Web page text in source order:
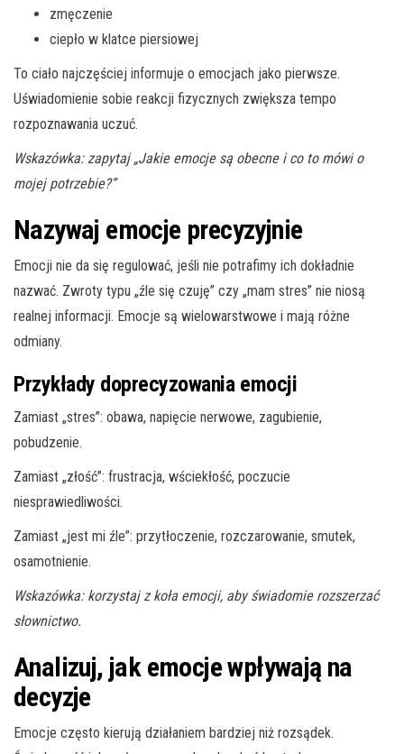
zmęczenie
ciepło w klatce piersiowej
To ciało najczęściej informuje o emocjach jako pierwsze.
Uświadomienie sobie reakcji fizycznych zwiększa tempo
rozpoznawania uczuć.
Wskazówka: zapytaj „Jakie emocje są obecne i co to mówi o
mojej potrzebie?”
Nazywaj emocje precyzyjnie
Emocji nie da się regulować, jeśli nie potrafimy ich dokładnie
nazwać. Zwroty typu „źle się czuję” czy „mam stres” nie niosą
realnej informacji. Emocje są wielowarstwowe i mają różne
odmiany.
Przykłady doprecyzowania emocji
Zamiast „stres”: obawa, napięcie nerwowe, zagubienie,
pobudzenie.
Zamiast „złość”: frustracja, wściekłość, poczucie
niesprawiedliwości.
Zamiast „jest mi źle”: przytłoczenie, rozczarowanie, smutek,
osamotnienie.
Wskazówka: korzystaj z koła emocji, aby świadomie rozszerzać
słownictwo.
Analizuj, jak emocje wpływają na
decyzje
Emocje często kierują działaniem bardziej niż rozsądek.